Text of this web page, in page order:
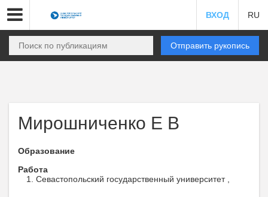
ВХОД RU
Отправить рукопись
Мирошниченко Е В
Образование
Работа
Севастопольский государственный университет ,